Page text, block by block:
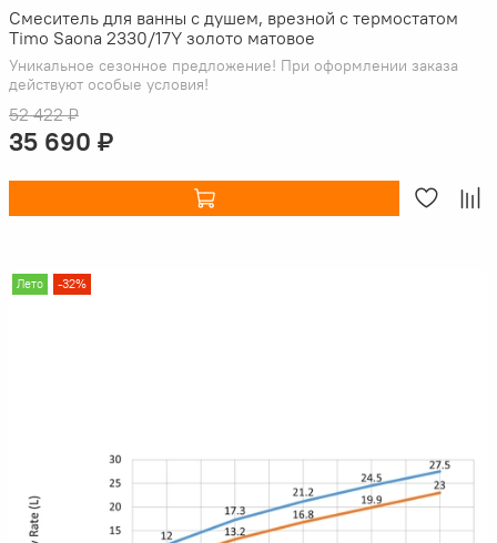
Смеситель для ванны с душем, врезной с термостатом
Timo Saona 2330/17Y золото матовое
Уникальное сезонное предложение! При оформлении заказа
действуют особые условия!
52 422 ₽
35 690 ₽
Лето -32%